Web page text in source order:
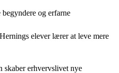
og erfarne
elever lærer at leve mere
skaber erhvervslivet nye